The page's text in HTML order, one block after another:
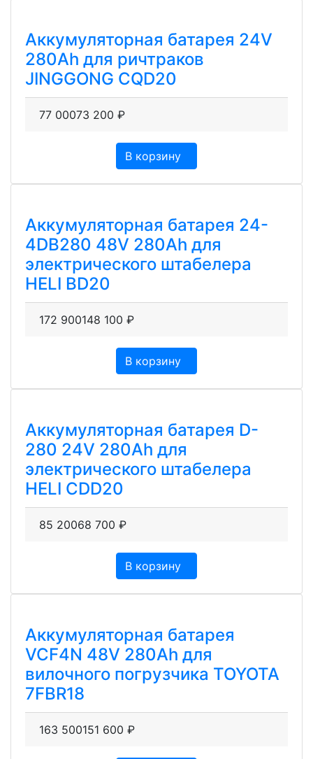
Аккумуляторная батарея 24V
280Ah для ричтраков
JINGGONG CQD20
77 00073 200 ₽
В корзину
Аккумуляторная батарея 24-
4DB280 48V 280Ah для
электрического штабелера
HELI BD20
172 900148 100 ₽
В корзину
Аккумуляторная батарея D-
280 24V 280Ah для
электрического штабелера
HELI CDD20
85 20068 700 ₽
В корзину
Аккумуляторная батарея
VCF4N 48V 280Ah для
вилочного погрузчика TOYOTA
7FBR18
163 500151 600 ₽